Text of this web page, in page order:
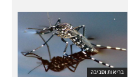
בריאות וסביבה